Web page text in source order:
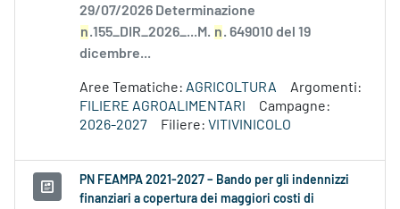
29/07/2026 Determinazione
n.155_DIR_2026_...M. n. 649010 del 19
dicembre...
Aree Tematiche: AGRICOLTURA
Argomenti:
FILIERE AGROALIMENTARI
Campagne:
2026-2027
Filiere: VITIVINICOLO
PN FEAMPA 2021-2027 – Bando per gli indennizzi
finanziari a copertura dei maggiori costi di